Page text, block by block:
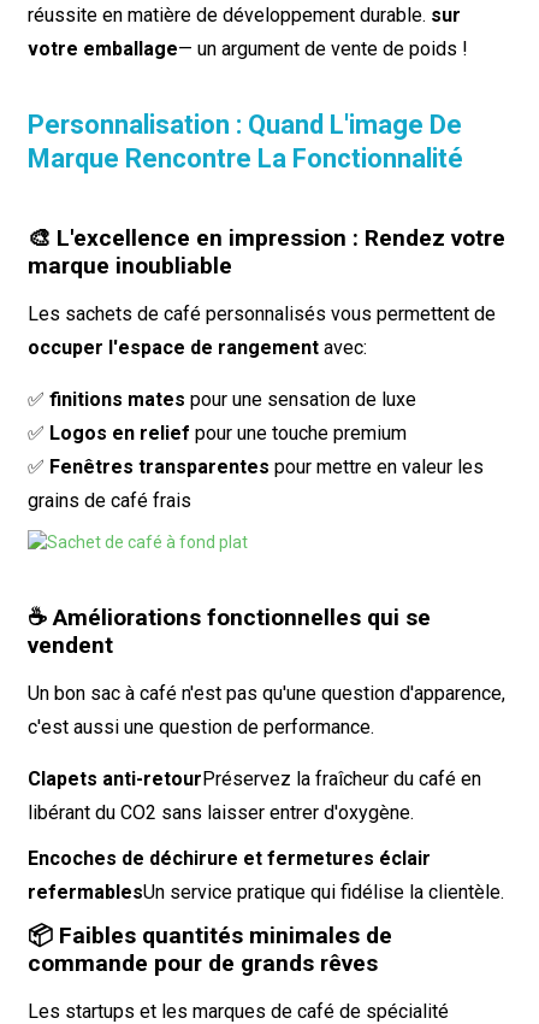
réussite en matière de développement durable. sur
votre emballage— un argument de vente de poids !
Personnalisation : Quand L'image De
Marque Rencontre La Fonctionnalité
🎨 L'excellence en impression : Rendez votre
marque inoubliable
Les sachets de café personnalisés vous permettent de
occuper l'espace de rangementavec:
✅ finitions mates pour une sensation de luxe
✅ Logos en relief pour une touche premium
✅ Fenêtres transparentes pour mettre en valeur les
grains de café frais
☕ Améliorations fonctionnelles qui se
vendent
Un bon sac à café n'est pas qu'une question d'apparence,
c'est aussi une question de performance.
Clapets anti-retourPréservez la fraîcheur du café en
libérant du CO2 sans laisser entrer d'oxygène.
Encoches de déchirure et fermetures éclair
refermablesUn service pratique qui fidélise la clientèle.
📦 Faibles quantités minimales de
commande pour de grands rêves
Les startups et les marques de café de spécialité